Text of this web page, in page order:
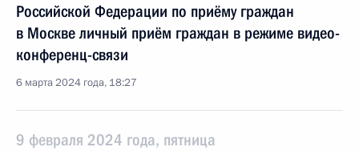
Российской Федерации по приёму граждан
в Москве личный приём граждан в режиме видео-
конференц-связи
6 марта 2024 года, 18:27
9 февраля 2024 года, пятница